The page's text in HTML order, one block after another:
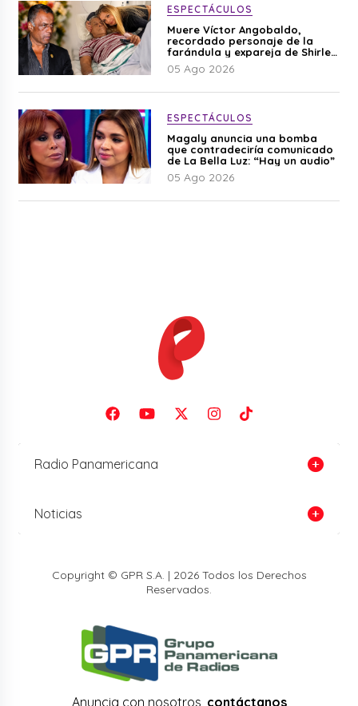
ESPECTÁCULOS
Muere Víctor Angobaldo,
recordado personaje de la
farándula y expareja de Shirley
Cherres
05 Ago 2026
ESPECTÁCULOS
Magaly anuncia una bomba
que contradeciría comunicado
de La Bella Luz: “Hay un audio”
05 Ago 2026
Radio Panamericana
Noticias
Copyright © GPR S.A. | 2026 Todos los Derechos
Reservados.
Anuncia con nosotros, contáctanos